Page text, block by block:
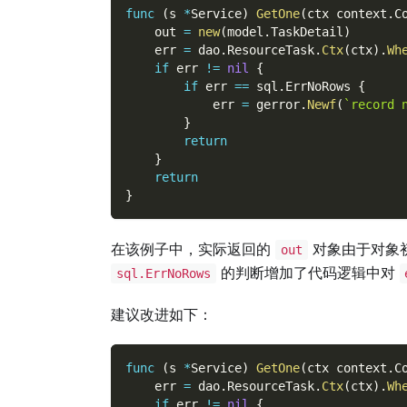
func (s *Service) GetOne(ctx context .
    out
= new(model .TaskDetail )
    err
= dao. ResourceTask. Ctx(ctx) .
if err != nil
{
if err == sql . ErrNoRows {
            err
= gerror. Newf( `record
}
return
}
return
}
在该例子中，实际返回的 out 对象由于对象
sql.ErrNoRows 的判断增加了代码逻辑中对
建议改进如下：
func (s *Service) GetOne(ctx context .
    err
= dao. ResourceTask. Ctx(ctx) .